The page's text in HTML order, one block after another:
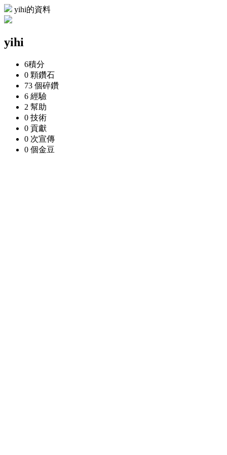
yihi的資料
yihi
6積分
0 顆鑽石
73 個碎鑽
6 經驗
2 幫助
0 技術
0 貢獻
0 次宣傳
0 個金豆